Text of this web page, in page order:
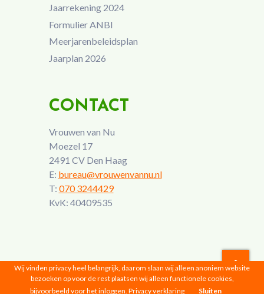
Jaarrekening 2024
Formulier ANBI
Meerjarenbeleidsplan
Jaarplan 2026
CONTACT
Vrouwen van Nu
Moezel 17
2491 CV Den Haag
E: bureau@vrouwenvannu.nl
T: 070 3244429
KvK: 40409535
Vrouwen van Nu © 2026 |Privacyverklaring
Wij vinden privacy heel belangrijk, daarom slaan wij alleen anoniem website
bezoeken op voor de rest plaatsen wij alleen functionele cookies,
bijvoorbeeld voor het inloggen. Privacy verklaring Sluiten